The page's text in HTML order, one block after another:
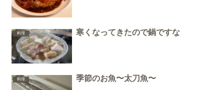
料理 寒くなってきたので鍋ですな
料理 季節のお魚〜太刀魚〜